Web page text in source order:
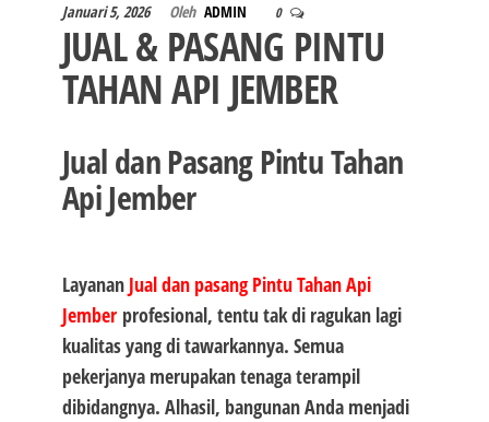
Januari 5, 2026 Oleh ADMIN 0
JUAL & PASANG PINTU
TAHAN API JEMBER
Jual dan Pasang Pintu Tahan
Api Jember
Layanan Jual dan pasang Pintu Tahan Api
Jemberprofesional, tentu tak di ragukan lagi
kualitas yang di tawarkannya. Semua
pekerjanya merupakan tenaga terampil
dibidangnya. Alhasil, bangunan Anda menjadi